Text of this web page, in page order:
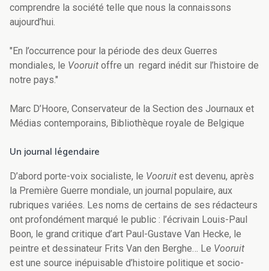
comprendre la société telle que nous la connaissons
aujourd’hui.
"En l’occurrence pour la période des deux Guerres
mondiales, le Vooruit offre un regard inédit sur l’histoire de
notre pays."
Marc D’Hoore, Conservateur de la Section des Journaux et
Médias contemporains, Bibliothèque royale de Belgique
Un journal légendaire
D’abord porte-voix socialiste, le Vooruit est devenu, après
la Première Guerre mondiale, un journal populaire, aux
rubriques variées. Les noms de certains de ses rédacteurs
ont profondément marqué le public : l’écrivain Louis-Paul
Boon, le grand critique d’art Paul-Gustave Van Hecke, le
peintre et dessinateur Frits Van den Berghe… Le Vooruit
est une source inépuisable d’histoire politique et socio-